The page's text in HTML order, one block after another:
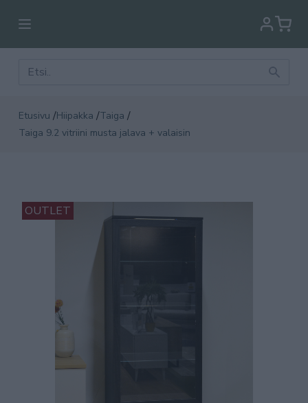
Etusivu /Hiipakka /Taiga /
Taiga 9.2 vitriini musta jalava + valaisin
OUTLET